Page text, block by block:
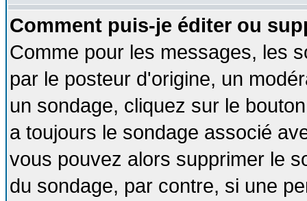
Comment puis-je éditer ou
Comme pour les messages, les
par le posteur d'origine, un
un sondage, cliquez sur le
a toujours le sondage associé
vous pouvez alors supprimer le
du sondage, par contre, si une